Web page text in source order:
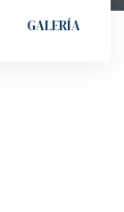
GALERÍA